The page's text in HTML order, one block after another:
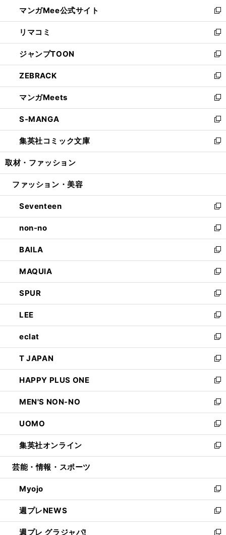
く
ド
ウ
で
開
く
ィ
ン
ド
ウ
で
開
く
い
ウ
ィ
ン
ド
ウ
で
開
く
マンガMee公式サイト
新
し
い
ウ
ィ
ン
ド
ウ
で
開
く
リマコミ
新
し
い
ウ
ィ
ン
ド
ウ
で
開
く
ジャンプTOON
新
し
い
ウ
ィ
ン
ド
ウ
で
開
ZEBRACK
新
し
い
ウ
ィ
ン
ド
ウ
開
マンガMeets
新
し
い
ウ
ィ
ン
ウ
開
く
S-MANGA
新
し
い
ウ
ン
ウ
で
開
く
集英社コミック文庫
新
し
ウ
ン
ド
ウ
で
開
く
取材・ファッション
ファッション・美容
Seventeen
新
し
い
ウ
ィ
ン
ド
ウ
で
開
く
non-no
新
し
い
ウ
ィ
ン
ド
ウ
で
開
く
BAILA
新
し
い
ウ
ィ
ン
ド
ウ
で
開
く
MAQUIA
新
し
い
ウ
ィ
ン
ド
ウ
で
開
く
SPUR
新
し
い
ウ
ィ
ン
ド
ウ
で
開
く
LEE
新
し
い
ウ
ィ
ン
ド
ウ
で
開
く
eclat
新
し
い
ウ
ィ
ン
ド
ウ
で
開
く
T JAPAN
新
し
い
ウ
ィ
ン
ド
ウ
で
開
HAPPY PLUS ONE
新
し
い
ウ
ィ
ン
ド
ウ
開
く
MEN'S NON-NO
新
し
い
ウ
ィ
ン
ウ
で
開
く
UOMO
新
し
い
ウ
ン
ド
ウ
で
開
く
集英社オンライン
新
し
ウ
ィ
ン
ド
ウ
で
芸能・情報・スポーツ
Myojo
新
し
い
ウ
週プレNEWS
新
し
週プレ グラジャパ!